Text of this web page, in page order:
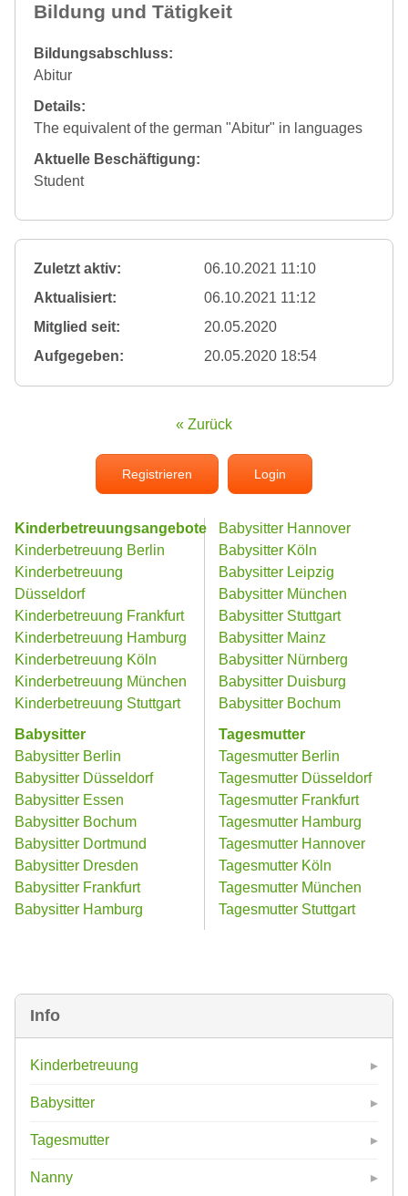
Info
Kinderbetreuung
Babysitter
Tagesmutter
Nanny
Bildung und Tätigkeit
Bildungsabschluss:
Abitur
Details:
The equivalent of the german "Abitur" in languages
Aktuelle Beschäftigung:
Student
Zuletzt aktiv:
06.10.2021 11:10
Aktualisiert:
06.10.2021 11:12
Mitglied seit:
20.05.2020
Aufgegeben:
20.05.2020 18:54
« Zurück
Registrieren Login
Kinderbetreuungsangebote
Kinderbetreuung Berlin
Kinderbetreuung
Düsseldorf
Kinderbetreuung Frankfurt
Kinderbetreuung Hamburg
Kinderbetreuung Köln
Kinderbetreuung München
Kinderbetreuung Stuttgart
Babysitter
Babysitter Berlin
Babysitter Düsseldorf
Babysitter Essen
Babysitter Bochum
Babysitter Dortmund
Babysitter Dresden
Babysitter Frankfurt
Babysitter Hamburg
Babysitter Hannover
Babysitter Köln
Babysitter Leipzig
Babysitter München
Babysitter Stuttgart
Babysitter Mainz
Babysitter Nürnberg
Babysitter Duisburg
Babysitter Bochum
Tagesmutter
Tagesmutter Berlin
Tagesmutter Düsseldorf
Tagesmutter Frankfurt
Tagesmutter Hamburg
Tagesmutter Hannover
Tagesmutter Köln
Tagesmutter München
Tagesmutter Stuttgart